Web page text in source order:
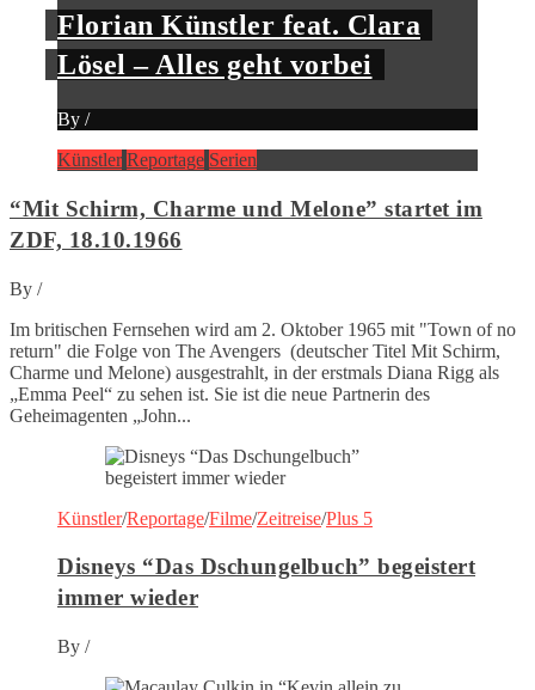
Florian Künstler feat. Clara
Lösel – Alles geht vorbei
By /
Künstler Reportage Serien
“Mit Schirm, Charme und Melone” startet im
ZDF, 18.10.1966
By /
Im britischen Fernsehen wird am 2. Oktober 1965 mit "Town of no
return" die Folge von The Avengers (deutscher Titel Mit Schirm,
Charme und Melone) ausgestrahlt, in der erstmals Diana Rigg als
„Emma Peel“ zu sehen ist. Sie ist die neue Partnerin des
Geheimagenten „John...
Künstler/Reportage/Filme/Zeitreise/Plus 5
Disneys “Das Dschungelbuch” begeistert
immer wieder
By /